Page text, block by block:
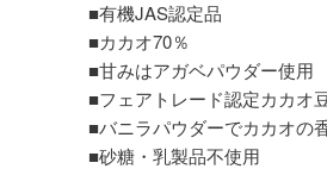
■有機JAS認定品
■カカオ70％
■甘みはアガベパウダー使用
■フェアトレード認定カカオ
■バニラパウダーでカカオの
■砂糖・乳製品不使用